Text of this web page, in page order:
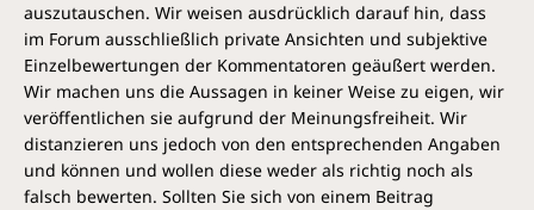
auszutauschen. Wir weisen ausdrücklich darauf hin, dass
im Forum ausschließlich private Ansichten und subjektive
Einzelbewertungen der Kommentatoren geäußert werden.
Wir machen uns die Aussagen in keiner Weise zu eigen, wir
veröffentlichen sie aufgrund der Meinungsfreiheit. Wir
distanzieren uns jedoch von den entsprechenden Angaben
und können und wollen diese weder als richtig noch als
falsch bewerten. Sollten Sie sich von einem Beitrag